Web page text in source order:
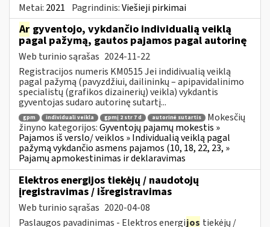
Metai: 2021 Pagrindinis:Viešieji pirkimai
Ar gyventojo, vykdančio individualią veiklą
pagal pažymą, gautos pajamos pagal autorinę
Web turinio sąrašas 2024-11-22
Registracijos numeris KM0515 Jei indidivualią veiklą
pagal pažymą (pavyzdžiui, dailininkų – apipavidalinimo
specialistų (grafikos dizainerių) veikla) vykdantis
gyventojas sudaro autorinę sutartį...
gpm individuali veikla gpmį 2 str 7 d autorinė sutartis
Mokesčių
žinyno kategorijos:Gyventojų pajamų mokestis »
Pajamos iš verslo/ veiklos » Individualią veiklą pagal
pažymą vykdančio asmens pajamos (10, 18, 22, 23, »
Pajamų apmokestinimas ir deklaravimas
Elektros energijos tiekėjų / naudotojų
įregistravimas / išregistravimas
Web turinio sąrašas 2020-04-08
Paslaugos pavadinimas - Elektros energijos tiekėjų /